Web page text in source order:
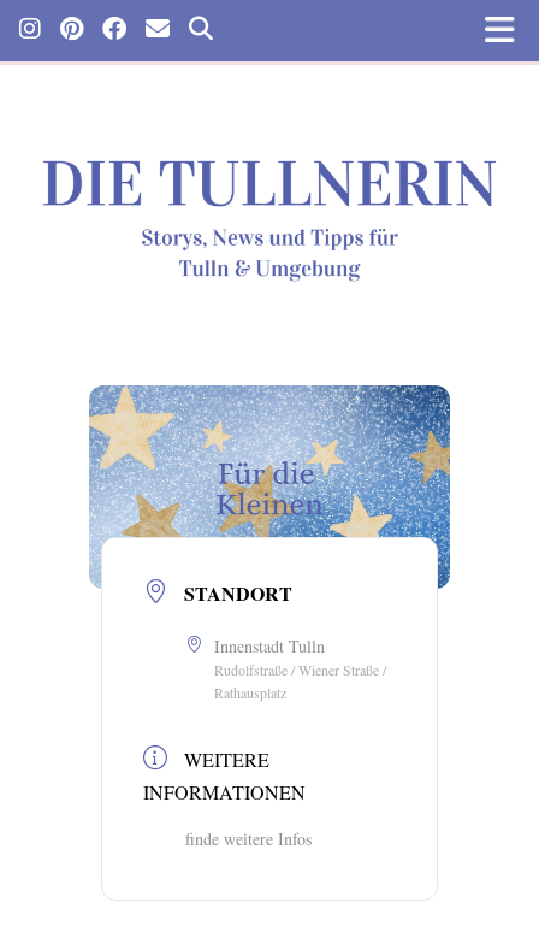
STANDORT
Innenstadt Tulln
Rudolfstraße / Wiener Straße /
Rathausplatz
WEITERE
INFORMATIONEN
finde weitere Infos